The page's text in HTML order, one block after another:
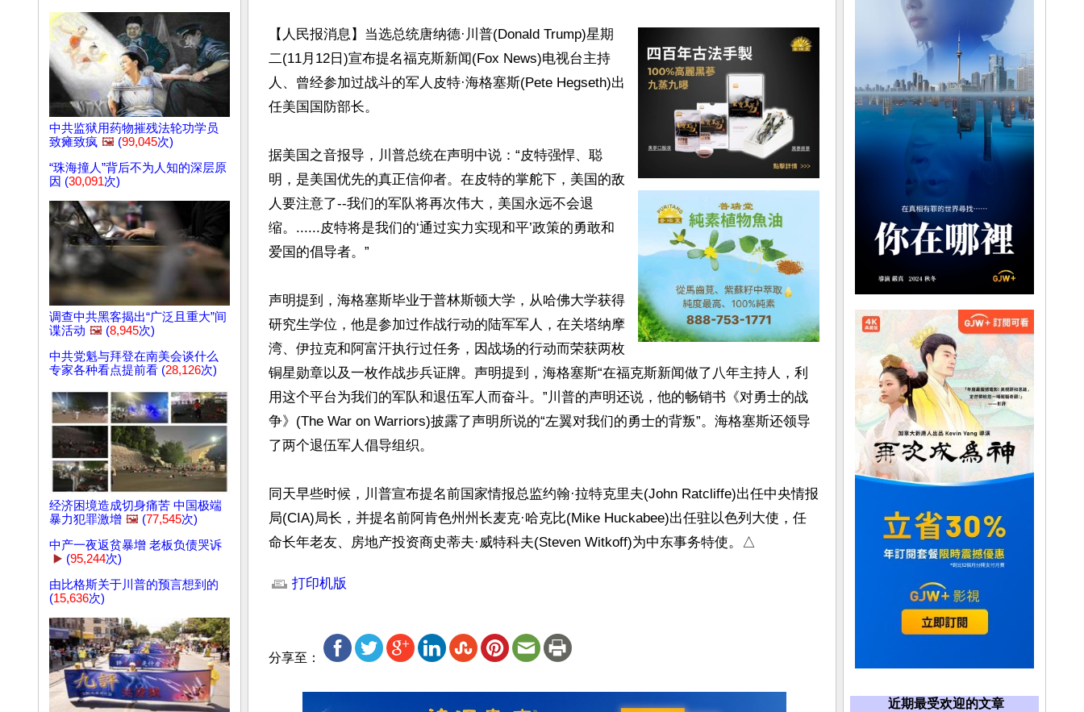
中共监狱用药物摧残法轮功学员
致瘫致疯 🖼️ (99,045次)
“珠海撞人”背后不为人知的深层原
因 (30,091次)
调查中共黑客揭出“广泛且重大”间
谍活动 🖼️ (8,945次)
中共党魁与拜登在南美会谈什么
专家各种看点提前看 (28,126次)
经济困境造成切身痛苦 中国极端
暴力犯罪激增 🖼️ (77,545次)
中产一夜返贫暴增 老板负债哭诉
▶️ (95,244次)
由比格斯关于川普的预言想到的
(15,636次)
【人民报消息】当选总统唐纳德·川普(Donald Trump)星期
二(11月12日)宣布提名福克斯新闻(Fox News)电视台主持
人、曾经参加过战斗的军人皮特·海格塞斯(Pete Hegseth)出
任美国国防部长。
据美国之音报导，川普总统在声明中说：“皮特强悍、聪
明，是美国优先的真正信仰者。在皮特的掌舵下，美国的敌
人要注意了--我们的军队将再次伟大，美国永远不会退
缩。......皮特将是我们的‘通过实力实现和平’政策的勇敢和
爱国的倡导者。”
声明提到，海格塞斯毕业于普林斯顿大学，从哈佛大学获得
研究生学位，他是参加过作战行动的陆军军人，在关塔纳摩
湾、伊拉克和阿富汗执行过任务，因战场的行动而荣获两枚
铜星勋章以及一枚作战步兵证牌。声明提到，海格塞斯“在福克斯新闻做了八年主持人，利
用这个平台为我们的军队和退伍军人而奋斗。”川普的声明还说，他的畅销书《对勇士的战
争》(The War on Warriors)披露了声明所说的“左翼对我们的勇士的背叛”。海格塞斯还领导
了两个退伍军人倡导组织。
同天早些时候，川普宣布提名前国家情报总监约翰·拉特克里夫(John Ratcliffe)出任中央情报
局(CIA)局长，并提名前阿肯色州州长麦克·哈克比(Mike Huckabee)出任驻以色列大使，任
命长年老友、房地产投资商史蒂夫·威特科夫(Steven Witkoff)为中东事务特使。△
打印机版
分享至：
近期最受欢迎的文章